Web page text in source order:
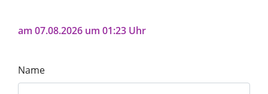
Vollmachtsplanung
am 07.08.2026 um 01:23 Uhr
Name